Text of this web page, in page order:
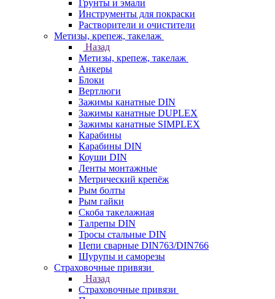
Грунты и эмали
Инструменты для покраски
Растворители и очистители
Метизы, крепеж, такелаж
Назад
Метизы, крепеж, такелаж
Анкеры
Блоки
Вертлюги
Зажимы канатные DIN
Зажимы канатные DUPLEX
Зажимы канатные SIMPLEX
Карабины
Карабины DIN
Коуши DIN
Ленты монтажные
Метрический крепёж
Рым болты
Рым гайки
Скоба такелажная
Талрепы DIN
Тросы стальные DIN
Цепи сварные DIN763/DIN766
Шурупы и саморезы
Страховочные привязи
Назад
Страховочные привязи